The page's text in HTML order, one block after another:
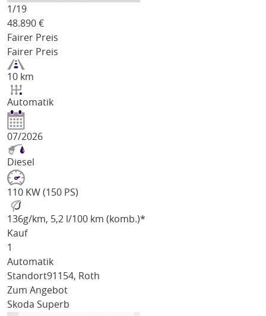
1/19
48.890 €
Fairer Preis
Fairer Preis
10 km
Automatik
07/2026
Diesel
110 KW (150 PS)
136g/km, 5,2 l/100 km (komb.)*
Kauf
1
Automatik
Standort91154, Roth
Zum Angebot
Skoda Superb